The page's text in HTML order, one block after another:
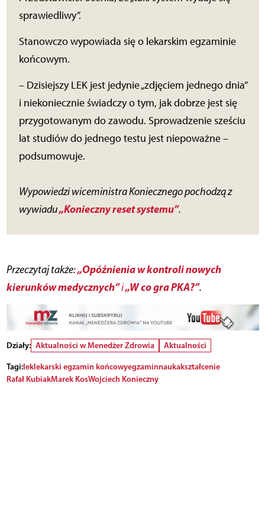
sprawiedliwy”.
Stanowczo wypowiada się o lekarskim egzaminie
końcowym.
– Dzisiejszy LEK jest jedynie „zdjęciem jednego dnia”
i niekoniecznie świadczy o tym, jak dobrze jest się
przygotowanym do zawodu. Sprowadzenie sześciu
lat studiów do jednego testu jest niepoważne –
podsumowuje.
Wypowiedzi wiceministra Koniecznego pochodzą z
wywiadu„Konieczny reset systemu”.
Przeczytaj także:„Opóźnienia w kontroli nowych
kierunków medycznych”i„W co gra PKA?”.
Działy: Aktualności w Menedżer Zdrowia
Aktualności
Tagi:leklekarski egzamin końcowyegzaminnaukakształcenie
Rafał KubiakMarek KosWojciech Konieczny